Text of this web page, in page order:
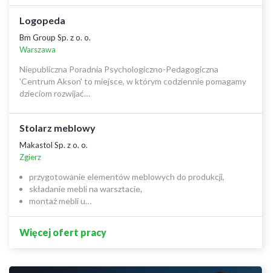
Logopeda
Bm Group Sp. z o. o.
Warszawa
Niepubliczna Poradnia Psychologiczno-Pedagogiczna
'Centrum Akson' to miejsce, w którym codziennie pomagamy
dzieciom rozwijać…
Stolarz meblowy
Makastol Sp. z o. o.
Zgierz
przygotowanie elementów meblowych do produkcji,
składanie mebli na warsztacie,
montaż mebli u…
Więcej ofert pracy